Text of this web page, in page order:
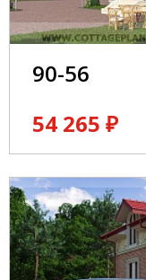
90-56
54 265 ₽